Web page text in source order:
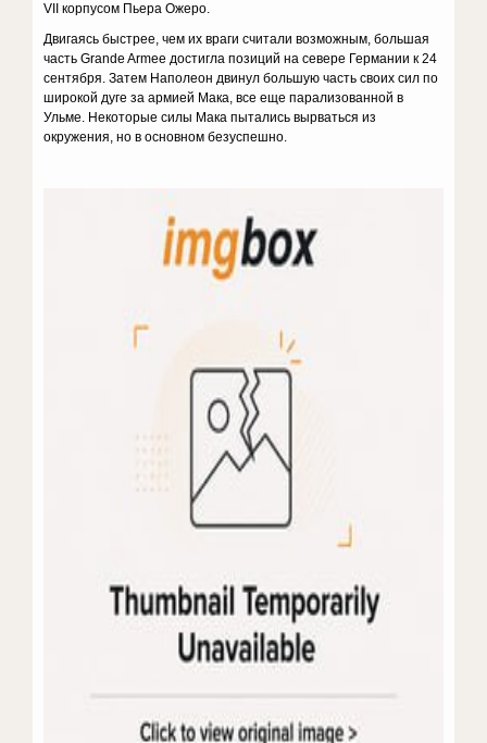
VII корпусом Пьера Ожеро.
Двигаясь быстрее, чем их враги считали возможным, большая
часть Grande Armee достигла позиций на севере Германии к 24
сентября. Затем Наполеон двинул большую часть своих сил по
широкой дуге за армией Мака, все еще парализованной в
Ульме. Некоторые силы Мака пытались вырваться из
окружения, но в основном безуспешно.